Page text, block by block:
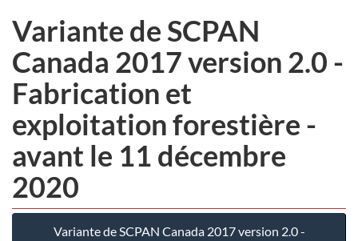
Variante de SCPAN
Canada 2017 version 2.0 -
Fabrication et
exploitation forestière -
avant le 11 décembre
2020
Variante de SCPAN Canada 2017 version 2.0 -